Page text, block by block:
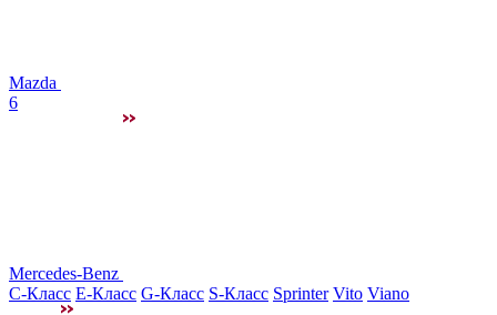
Mazda
6
Mercedes-Benz
C-Класс E-Класс G-Класс S-Класс Sprinter Vito Viano